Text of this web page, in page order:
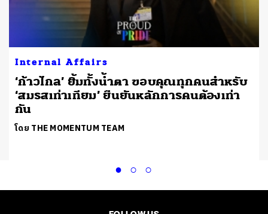
Internal Affairs
‘ก้าวไกล’ ยิ้มทั้งน้ำตา ขอบคุณทุกคนสำหรับ
‘สมรสเท่าเทียม’ ยืนยันหลักการคนต้องเท่า
กัน
โดย THE MOMENTUM TEAM